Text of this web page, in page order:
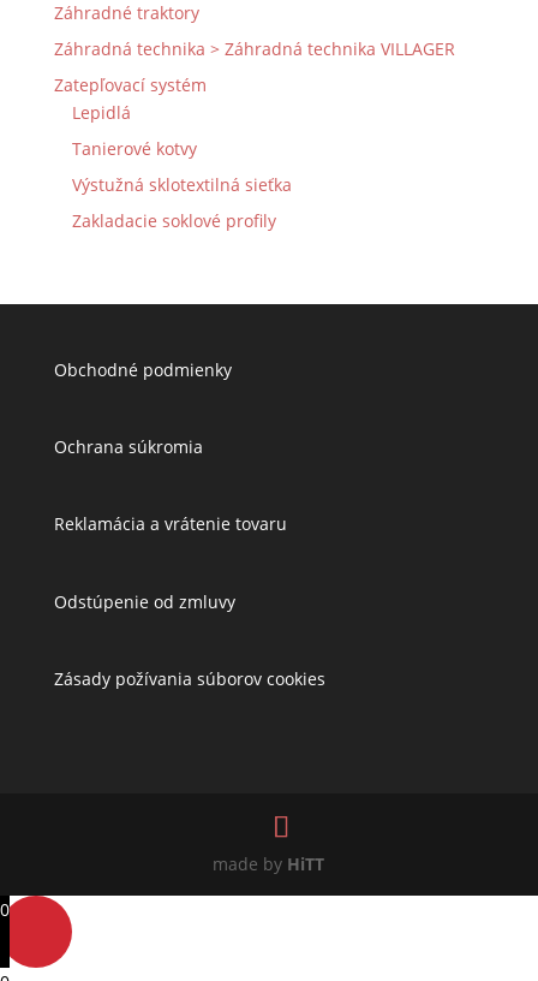
Záhradné traktory
Záhradná technika > Záhradná technika VILLAGER
Zatepľovací systém
Lepidlá
Tanierové kotvy
Výstužná sklotextilná sieťka
Zakladacie soklové profily
Obchodné podmienky
Ochrana súkromia
Reklamácia a vrátenie tovaru
Odstúpenie od zmluvy
Zásady požívania súborov cookies
made by HiTT
0